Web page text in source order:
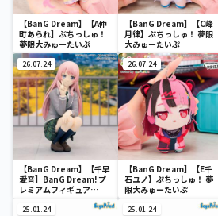
【BanG Dream】【A仲
町あられ】ぷちっしゅ！
夢限大みゅーたいぷ
【BanG Dream】【C峰
月律】ぷちっしゅ！ 夢限
大みゅーたいぷ
26.07.24
【BanG Dream】【千早
愛音】BanG Dream! プ
レミアムフィギュア
ver.
26.07.24
【BanG Dream】【E千
石ユノ】ぷちっしゅ！ 夢
限大みゅーたいぷ
25.01.24 25.01.24